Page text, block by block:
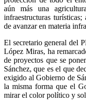
aún más una
infraestructuras
de avanzar en materia
El secretario general del
López Miras, ha
de proyectos que se
Sánchez, que es el que
exigido al Gobierno de
la misma forma que el
mirar el color político y